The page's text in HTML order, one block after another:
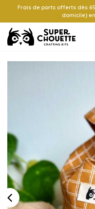
Frais de ports offerts dès
domicile)